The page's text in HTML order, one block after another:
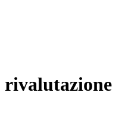
rivalutazione